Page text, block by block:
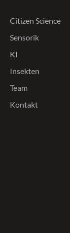
Citizen Science
Sensorik
KI
Insekten
Team
Kontakt